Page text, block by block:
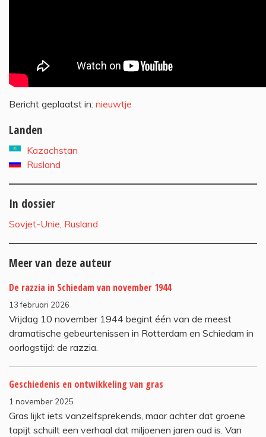
Bericht geplaatst in: nieuwtje
Landen
Kazachstan
Rusland
In dossier
Sovjet-Unie, Rusland
Meer van deze auteur
De razzia in Schiedam van november 1944
13 februari 2026
Vrijdag 10 november 1944 begint één van de meest
dramatische gebeurtenissen in Rotterdam en Schiedam in
oorlogstijd: de razzia.
Geschiedenis en ontwikkeling van gras
1 november 2025
Gras lijkt iets vanzelfsprekends, maar achter dat groene
tapijt schuilt een verhaal dat miljoenen jaren oud is. Van